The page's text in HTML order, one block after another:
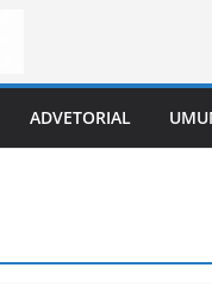
ADVETORIAL